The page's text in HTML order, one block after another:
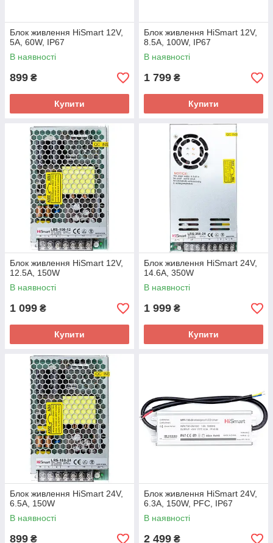
Блок живлення HiSmart 12V,
5A, 60W, IP67
В наявності
899 ₴
Купити
Блок живлення HiSmart 12V,
8.5A, 100W, IP67
В наявності
1 799 ₴
Купити
Блок живлення HiSmart 12V,
12.5A, 150W
В наявності
1 099 ₴
Купити
Блок живлення HiSmart 24V,
14.6A, 350W
В наявності
1 999 ₴
Купити
Блок живлення HiSmart 24V,
6.5A, 150W
В наявності
899 ₴
Блок живлення HiSmart 24V,
6.3A, 150W, PFC, IP67
В наявності
2 499 ₴